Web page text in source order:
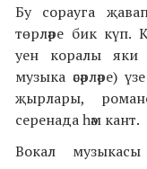
Бу сорауга
төрләре бик күп.
уен коралы яки
музыка әсәрләре)
җырлары,
серенада һәм кант.
Вокал